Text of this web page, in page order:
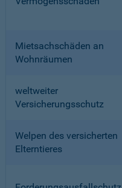
Mietsachschäden an
Wohnräumen
weltweiter
Versicherungsschutz
Welpen des versicherten
Elterntieres